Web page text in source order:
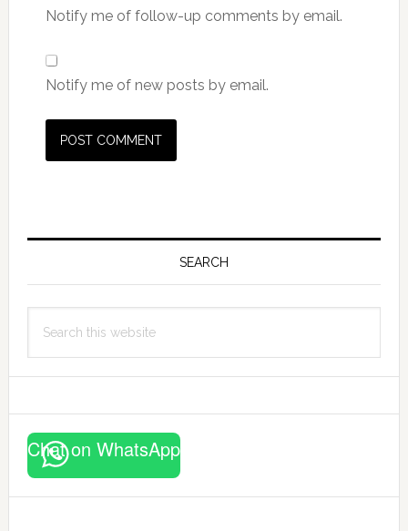
Notify me of follow-up comments by email.
Notify me of new posts by email.
Primary
SEARCH
this
Chat on WhatsApp